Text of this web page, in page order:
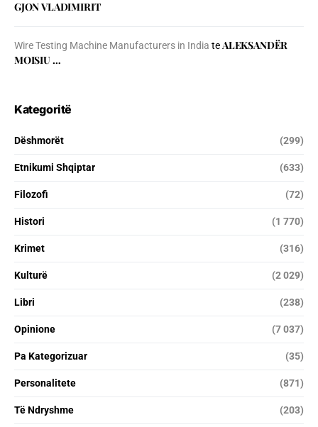
GJON VLADIMIRIT
Wire Testing Machine Manufacturers in India teALEKSANDËR
MOISIU …
Kategoritë
Dëshmorët (299)
Etnikumi Shqiptar (633)
Filozofi (72)
Histori (1 770)
Krimet (316)
Kulturë (2 029)
Libri (238)
Opinione (7 037)
Pa Kategorizuar (35)
Personalitete (871)
Të Ndryshme (203)